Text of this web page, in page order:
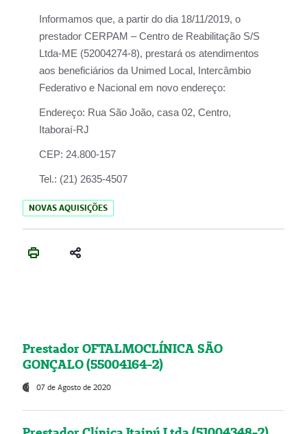
Informamos que, a partir do dia 18/11/2019, o
prestador CERPAM – Centro de Reabilitação S/S
Ltda-ME (52004274-8), prestará os atendimentos
aos beneficiários da Unimed Local, Intercâmbio
Federativo e Nacional em novo endereço:
Endereço: Rua São João, casa 02, Centro,
Itaboraí-RJ
CEP: 24.800-157
Tel.: (21) 2635-4507
NOVAS AQUISIÇÕES
Prestador OFTALMOCLÍNICA SÃO
GONÇALO (55004164-2)
07 de Agosto de 2020